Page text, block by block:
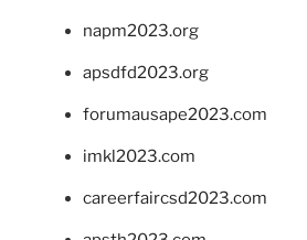
napm2023.org
apsdfd2023.org
forumausape2023.com
imkl2023.com
careerfaircsd2023.com